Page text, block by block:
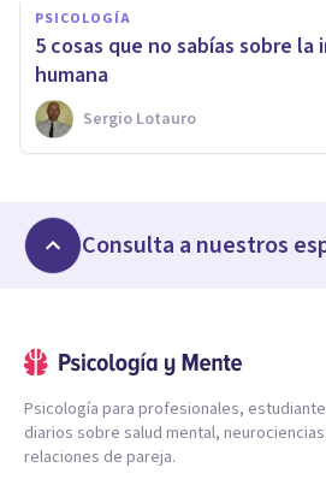
PSICOLOGÍA
5 cosas que no sabías sobre
humana
Sergio Lotauro
Consulta a nuestros
Psicología para profesionales,
diarios sobre salud mental,
relaciones de pareja.